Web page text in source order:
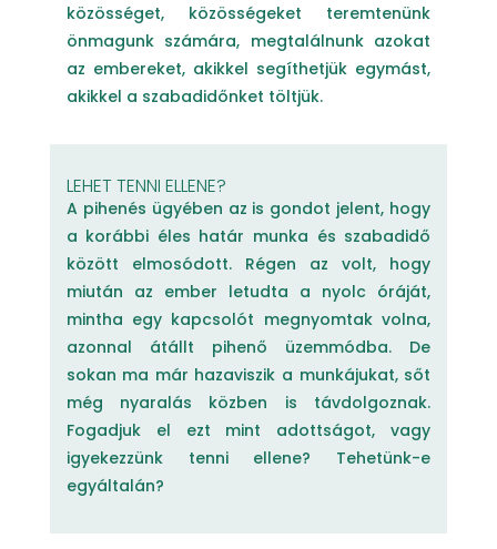
közösséget, közösségeket teremtenünk
önmagunk számára, megtalálnunk azokat
az embereket, akikkel segíthetjük egymást,
akikkel a szabadidőnket töltjük.
LEHET TENNI ELLENE?
A pihenés ügyében az is gondot jelent, hogy
a korábbi éles határ munka és szabadidő
között elmosódott. Régen az volt, hogy
miután az ember letudta a nyolc óráját,
mintha egy kapcsolót megnyomtak volna,
azonnal átállt pihenő üzemmódba. De
sokan ma már hazaviszik a munkájukat, sőt
még nyaralás közben is távdolgoznak.
Fogadjuk el ezt mint adottságot, vagy
igyekezzünk tenni ellene? Tehetünk-e
egyáltalán?